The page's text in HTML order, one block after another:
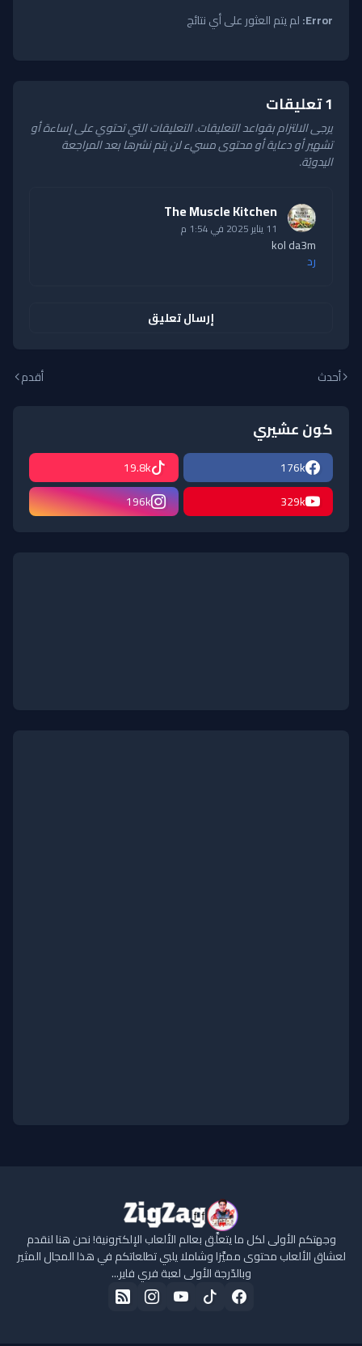
Error: لم يتم العثور على أي نتائج
1 تعليقات
يرجى الالتزام بقواعد التعليقات. التعليقات التي تحتوي على إساءة أو
تشهير أو دعاية أو محتوى مسيء لن يتم نشرها بعد المراجعة
اليدويّة.
The Muscle Kitchen
11 يناير 2025 في 1:54 م
kol da3m
رد
إرسال تعليق
أحدث أقدم
كون عشيري
176k
19.8k
329k
196k
وجهتكم الأولى لكل ما يتعلَّق بعالم الألعاب الإلكترونية! نحن هنا لنقدم
لعشاق الألعاب محتوى مميَّزا وشاملا يلبي تطلعاتكم في هذا المجال المثير
وبالدّرجة الأولى لعبة فري فاير...